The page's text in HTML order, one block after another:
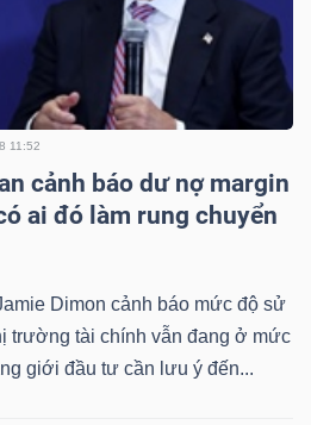
11:52
cảnh báo dư nợ margin
ai đó làm rung chuyển
Dimon cảnh báo mức độ sử
trường tài chính vẫn đang ở mức
giới đầu tư cần lưu ý đến...